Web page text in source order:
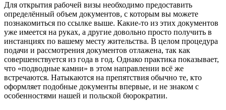
Для открытия рабочей визы необходимо предоставить
определённый объем документов, с которым вы можете
познакомиться по ссылке выше. Какие-то из этих документов
уже имеется на руках, а другие довольно просто получить в
инстанциях по вашему месту жительства. В целом процедура
подачи и рассмотрения документов отлажена, так как
совершенствуется из года в год. Однако практика показывает,
что «подводные камни» в этом направлении всё же
встречаются. Натыкаются на препятствия обычно те, кто
оформляет подобные документы впервые, и не знаком с
особенностями нашей и польской бюрократии.